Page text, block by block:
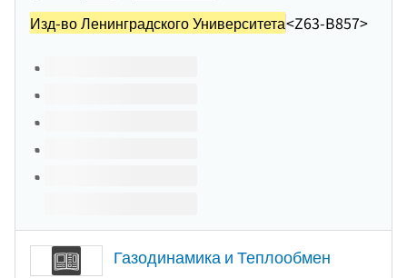
Изд-во Ленинградского Университета<Z63-B857>
このタイトルの巻号
Газодинамика и Теплообмен